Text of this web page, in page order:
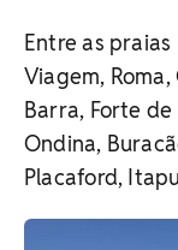
Entre as
Viagem,
Barra, Forte
Ondina,
Placaford,